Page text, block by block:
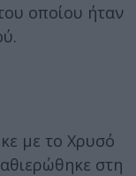
οποίου ήταν
με το Χρυσό
στη